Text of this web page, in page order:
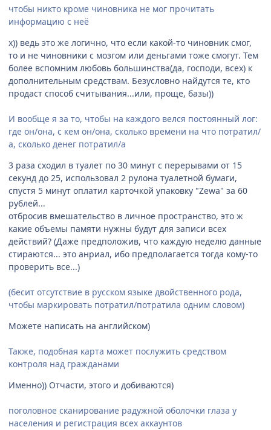
чтобы никто кроме чиновника не мог прочитать
информацию с неё
х)) ведь это же логично, что если какой-то чиновник смог,
то и не чиновники с мозгом или деньгами тоже смогут. Тем
более вспомним любовь большинства(да, господи, всех) к
дополнительным средствам. Безусловно найдутся те, кто
продаст способ считывания...или, проще, базы))
И вообще я за то, чтобы на каждого велся постоянный лог:
где он/она, с кем он/она, сколько времени на что потратил/
а, сколько денег потратил/а
3 раза сходил в туалет по 30 минут с перерывами от 15
секунд до 25, использовал 2 рулона туалетной бумаги,
спустя 5 минут оплатил карточкой упаковку "Zewa" за 60
рублей...
отбросив вмешательство в личное пространство, это ж
какие объемы памяти нужны будут для записи всех
действий? (Даже предположив, что каждую неделю данные
стираются... это анриал, ибо предполагается тогда кому-то
проверить все...)
(бесит отсутствие в русском языке двойственного рода,
чтобы маркировать потратил/потратила одним словом)
Можете написать на английском)
Также, подобная карта может послужить средством
контроля над гражданами
Именно)) Отчасти, этого и добиваются)
поголовное сканирование радужной оболочки глаза у
населения и регистрация всех аккаунтов